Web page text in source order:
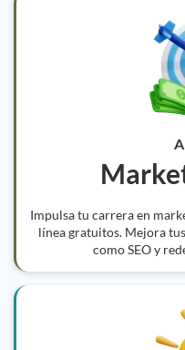
Impulsa tu carrera en
línea gratuitos. Mejora
como SEO y